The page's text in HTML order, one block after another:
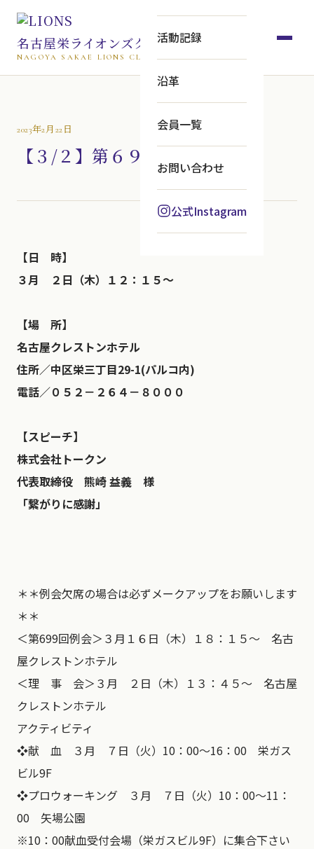
名古屋栄ライオンズクラブ
NAGOYA SAKAE LIONS CLUB
活動記録
沿革
会員一覧
お問い合わせ
公式Instagram
2023年2月22日
【３/２】第６９８例会ご案内
【日 時】
３月 ２日（木）１２：１５～
【場 所】
名古屋クレストンホテル
住所／中区栄三丁目29-1(パルコ内)
電話／０５２－２６４－８０００
【スピーチ】
株式会社トークン
代表取締役 熊崎 益義 様
「繋がりに感謝」
＊＊例会欠席の場合は必ずメークアップをお願いします
＊＊
＜第699回例会＞３月１６日（木）１８：１５～ 名古
屋クレストンホテル
＜理 事 会＞３月 ２日（木）１３：４５～ 名古屋
クレストンホテル
アクティビティ
❖献 血 ３月 ７日（火）10：00～16：00 栄ガス
ビル9F
❖プロウォーキング ３月 ７日（火）10：00～11：
00 矢場公園
※10：00献血受付会場（栄ガスビル9F）に集合下さい